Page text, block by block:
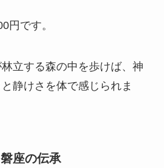
円です。
立する森の中を歩けば、神
静けさを体で感じられま
座の伝承